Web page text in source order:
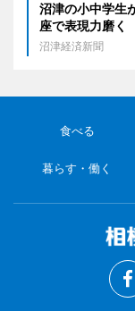
沼津の小中学生
座で表現力磨く
沼津経済新聞
食べる
暮らす・働く